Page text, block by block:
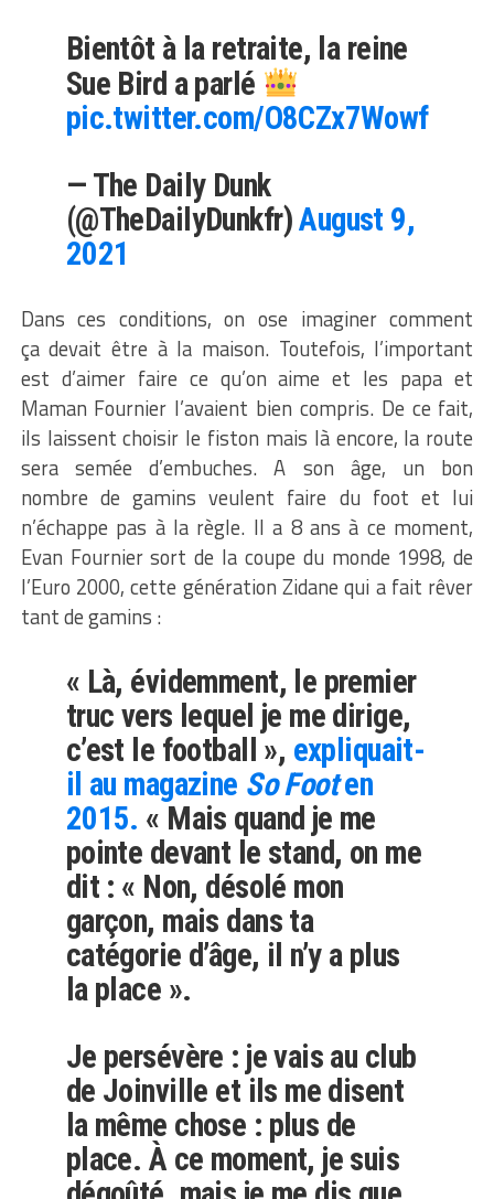
Bientôt à la retraite, la reine
Sue Bird a parlé
pic.twitter.com/O8CZx7Wowf
— The Daily Dunk
(@TheDailyDunkfr)August 9,
2021
Dans ces conditions, on ose imaginer comment
ça devait être à la maison. Toutefois, l’important
est d’aimer faire ce qu’on aime et les papa et
Maman Fournier l’avaient bien compris. De ce fait,
ils laissent choisir le fiston mais là encore, la route
sera semée d’embuches. A son âge, un bon
nombre de gamins veulent faire du foot et lui
n’échappe pas à la règle. Il a 8 ans à ce moment,
Evan Fournier sort de la coupe du monde 1998, de
l’Euro 2000, cette génération Zidane qui a fait rêver
tant de gamins :
« Là, évidemment, le premier
truc vers lequel je me dirige,
c’est le football », expliquait-
il au magazine So Footen
2015. « Mais quand je me
pointe devant le stand, on me
dit : « Non, désolé mon
garçon, mais dans ta
catégorie d’âge, il n’y a plus
la place ».
Je persévère : je vais au club
de Joinville et ils me disent
la même chose : plus de
place. À ce moment, je suis